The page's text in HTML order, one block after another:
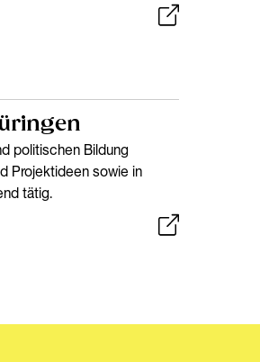
politischen Bildung
Projektideen sowie in
tätig.